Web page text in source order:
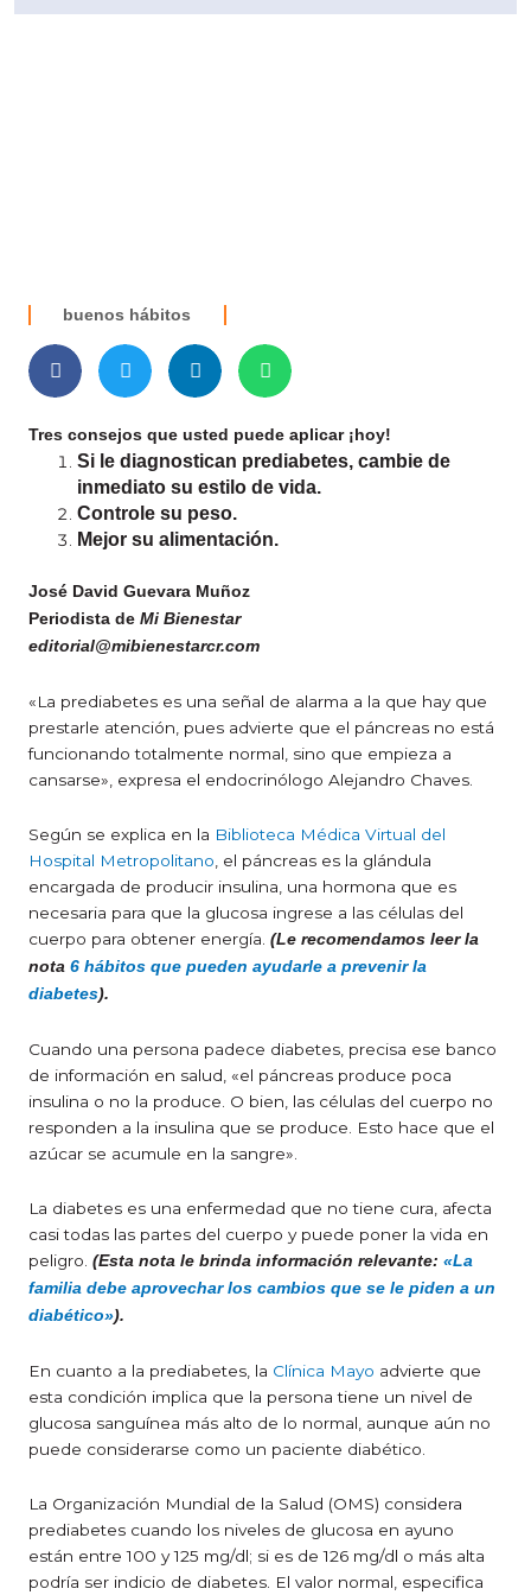
buenos hábitos
Tres consejos que usted puede aplicar ¡hoy!
Si le diagnostican prediabetes, cambie de
inmediato su estilo de vida.
Controle su peso.
Mejor su alimentación.
José David Guevara Muñoz
Periodista de Mi Bienestar
editorial@mibienestarcr.com
«La prediabetes es una señal de alarma a la que hay que
prestarle atención, pues advierte que el páncreas no está
funcionando totalmente normal, sino que empieza a
cansarse», expresa el endocrinólogo Alejandro Chaves.
Según se explica en la Biblioteca Médica Virtual del
Hospital Metropolitano, el páncreas es la glándula
encargada de producir insulina, una hormona que es
necesaria para que la glucosa ingrese a las células del
cuerpo para obtener energía. (Le recomendamos leer la
nota 6 hábitos que pueden ayudarle a prevenir la
diabetes).
Cuando una persona padece diabetes, precisa ese banco
de información en salud, «el páncreas produce poca
insulina o no la produce. O bien, las células del cuerpo no
responden a la insulina que se produce. Esto hace que el
azúcar se acumule en la sangre».
La diabetes es una enfermedad que no tiene cura, afecta
casi todas las partes del cuerpo y puede poner la vida en
peligro. (Esta nota le brinda información relevante: «La
familia debe aprovechar los cambios que se le piden a un
diabético»).
En cuanto a la prediabetes, la Clínica Mayo advierte que
esta condición implica que la persona tiene un nivel de
glucosa sanguínea más alto de lo normal, aunque aún no
puede considerarse como un paciente diabético.
La Organización Mundial de la Salud (OMS) considera
prediabetes cuando los niveles de glucosa en ayuno
están entre 100 y 125 mg/dl; si es de 126 mg/dl o más alta
podría ser indicio de diabetes. El valor normal, especifica